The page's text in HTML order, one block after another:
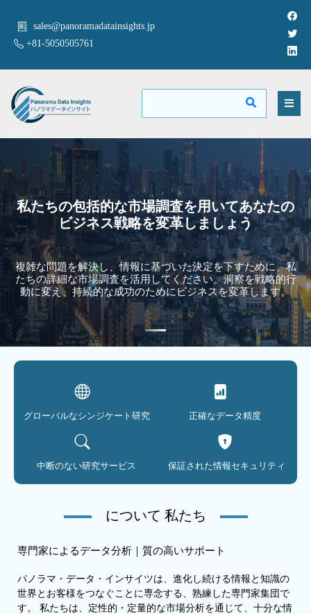
sales@panoramadatainsights.jp
+81-5050505761
私たちの包括的な市場調査を用いてあなたの
ビジネス戦略を変革しましょう
複雑な問題を解決し、情報に基づいた決定を下すために、私
たちの詳細な市場調査を活用してください。洞察を戦略的行
動に変え、持続的な成功のためにビジネスを変革します。
グローバルなシンジケート研究 正確なデータ精度
中断のない研究サービス 保証された情報セキュリティ
について 私たち
専門家によるデータ分析｜質の高いサポート
パノラマ・データ・インサイツは、進化し続ける情報と知識の
世界とお客様をつなぐことに専念する、熟練した専門家集団で
す。 私たちは、定性的・定量的な市場分析を通じて、十分な情